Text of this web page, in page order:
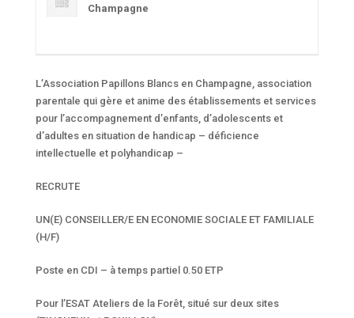
Champagne
L’Association Papillons Blancs en Champagne, association
parentale qui gère et anime des établissements et services
pour l’accompagnement d’enfants, d’adolescents et
d’adultes en situation de handicap – déficience
intellectuelle et polyhandicap –
RECRUTE
UN(E) CONSEILLER/E EN ECONOMIE SOCIALE ET FAMILIALE
(H/F)
Poste en CDI – à temps partiel 0.50 ETP
Pour l’ESAT Ateliers de la Forêt, situé sur deux sites